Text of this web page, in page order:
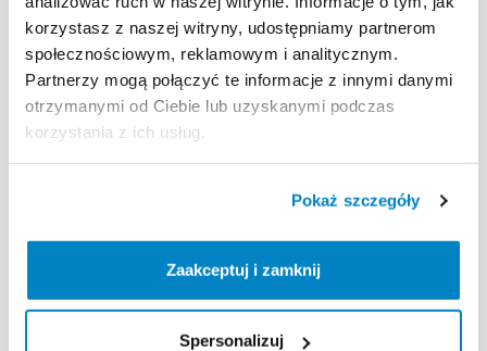
korzystasz z naszej witryny, udostępniamy partnerom
społecznościowym, reklamowym i analitycznym.
Partnerzy mogą połączyć te informacje z innymi danymi
otrzymanymi od Ciebie lub uzyskanymi podczas
korzystania z ich usług.
Pokaż szczegóły
Zaakceptuj i zamknij
Spersonalizuj
Czekan Simond Ocelot
Hyperlight 60 cm
Decathlon Opole
15,00 zł /dzień
Czekan Simond Ocelot
Decathlon Rybnik
15,00 zł /dzień